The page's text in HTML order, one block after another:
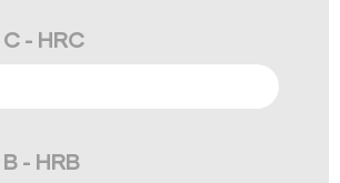
- HRC
- HRB